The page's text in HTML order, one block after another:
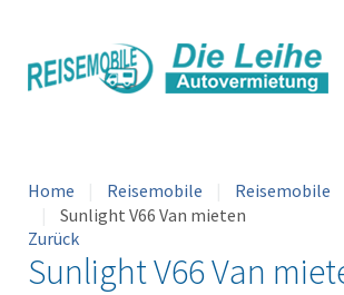
Home Reisemobile
Reisemobile
Sunlight V66 Van mieten
Zurück
Sunlight V66 Van